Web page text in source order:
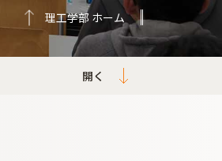
理工学部 ホーム